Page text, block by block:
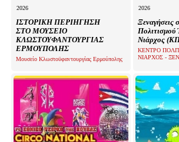
Είσοδος διαχειριστή
2026
ΙΣΤΟΡΙΚΗ ΠΕΡΙΗΓΗΣΗ
ΣΤΟ ΜΟΥΣΕΙΟ
ΚΛΩΣΤΟΥΦΑΝΤΟΥΡΓΙΑΣ
ΕΡΜΟΥΠΟΛΗΣ
Μουσείο Κλωστοϋφαντουργίας Ερμούπολης
2026
Ξεναγήσεις
Πολιτισμού
Νιάρχος
ΚΕΝΤΡΟ
ΝΙΑΡΧΟΣ -